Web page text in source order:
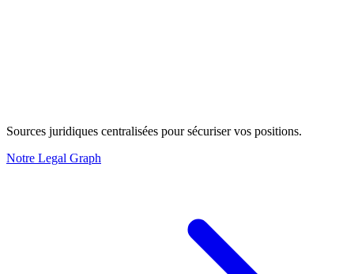
Sources juridiques centralisées pour sécuriser vos positions.
Notre Legal Graph